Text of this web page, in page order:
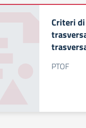
Criteri
PTOF